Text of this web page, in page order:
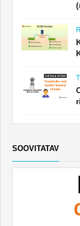
SOOVITATAV